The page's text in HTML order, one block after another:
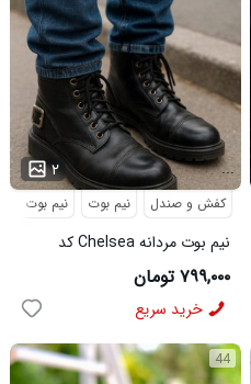
۲ ...
کفش و صندل نیم بوت نیم بوت
نیم بوت مردانه Chelsea کد
6413
۷۹۹,۰۰۰ تومان
خرید سریع
44